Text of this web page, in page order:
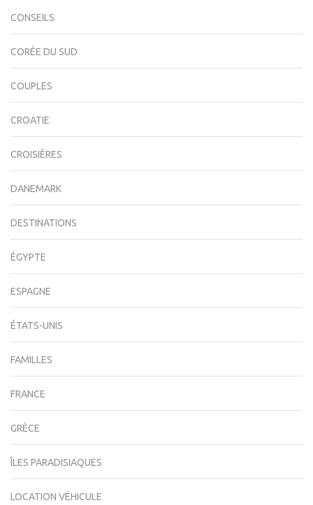
CONSEILS
CORÉE DU SUD
COUPLES
CROATIE
CROISIÈRES
DANEMARK
DESTINATIONS
ÉGYPTE
ESPAGNE
ÉTATS-UNIS
FAMILLES
FRANCE
GRÈCE
ÎLES PARADISIAQUES
LOCATION VÉHICULE